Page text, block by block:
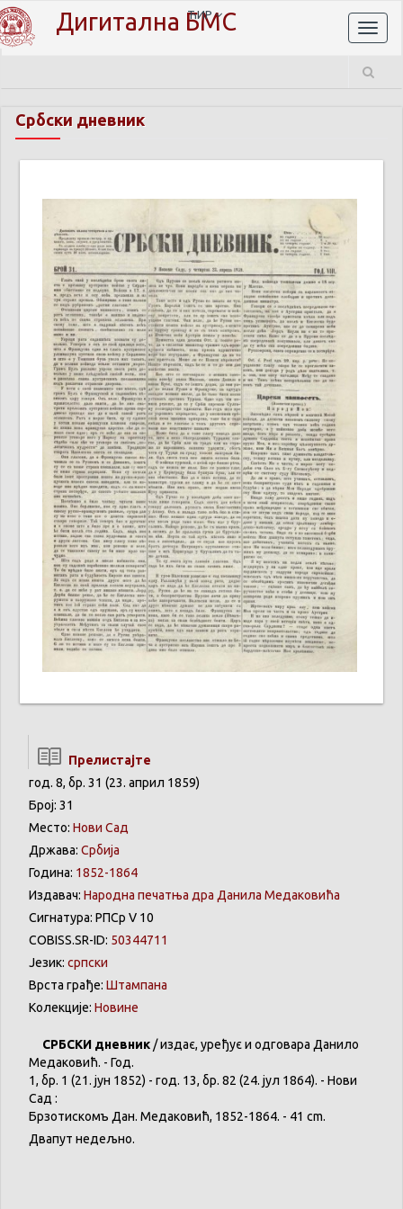
Дигитална БМС
ЋИР
Србски дневник
Прелистајте
год. 8, бр. 31 (23. април 1859)
Број: 31
Место: Нови Сад
Држава: Србија
Година: 1852-1864
Издавач: Народна печатња дра Данила Медаковића
Сигнатура: РПСр V 10
COBISS.SR-ID: 50344711
Језик: српски
Врста грађе: Штампана
Колекције: Новине
СРБСКИ дневник /издає, уређуєи одговара Данило
Медаковић. - Год.
1, бр. 1 (21. јун 1852) - год. 13, бр. 82 (24. јул 1864). - Нови
Сад :
Брзотискомъ Дан. Медаковић, 1852-1864. - 41 cm.
Двапут недељно.